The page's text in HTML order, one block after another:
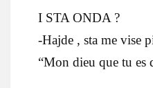
I STA ONDA ?
-Hajde , sta me vise
“Mon dieu que tu es